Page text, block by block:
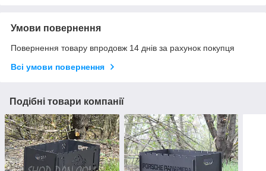
Умови повернення
Повернення товару впродовж 14 днів за рахунок покупця
Всі умови повернення
Подібні товари компанії